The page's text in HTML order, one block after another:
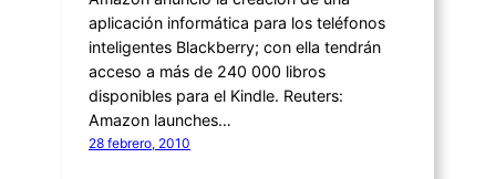
aplicación informática para los teléfonos
inteligentes Blackberry; con ella tendrán
acceso a más de 240 000 libros
disponibles para el Kindle. Reuters:
Amazon launches…
28 febrero, 2010